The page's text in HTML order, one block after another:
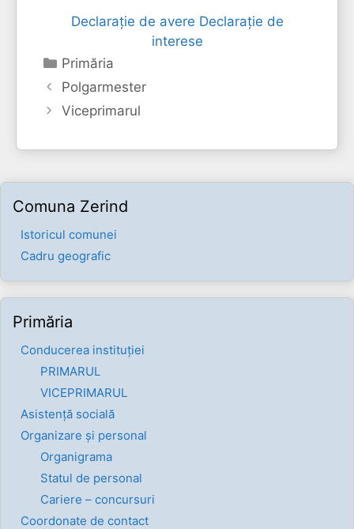
Declarație de avere Declarație de
interese
Categorii
Primăria
Polgarmester
Viceprimarul
Comuna Zerind
Istoricul comunei
Cadru geografic
Primăria
Conducerea instituției
PRIMARUL
VICEPRIMARUL
Asistență socială
Organizare și personal
Organigrama
Statul de personal
Cariere – concursuri
Coordonate de contact